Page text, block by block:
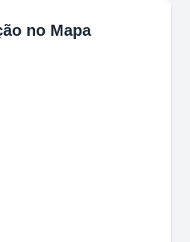
no Mapa